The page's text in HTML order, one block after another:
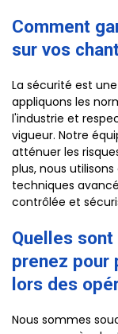
Comment
sur vos
La sécurité est
appliquons les
l'industrie et
vigueur. Notre
atténuer les
plus, nous
techniques
contrôlée et
Quelles
prenez pour
lors des
Nous sommes